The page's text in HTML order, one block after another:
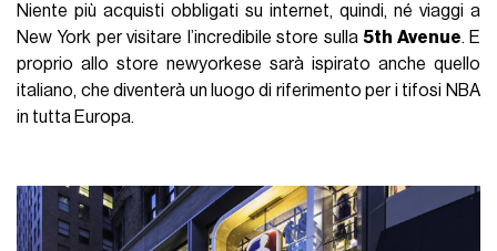
Niente più acquisti obbligati su internet, quindi, né viaggi a
New York per visitare l’incredibile store sulla5th Avenue. E
proprio allo store newyorkese sarà ispirato anche quello
italiano, che diventerà un luogo di riferimento per i tifosi NBA
in tutta Europa.